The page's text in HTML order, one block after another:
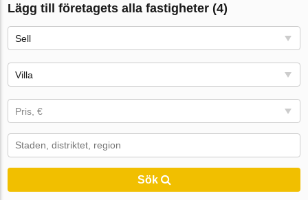
Lägg till företagets alla fastigheter (4)
Sell
Villa
Pris, €
Sök